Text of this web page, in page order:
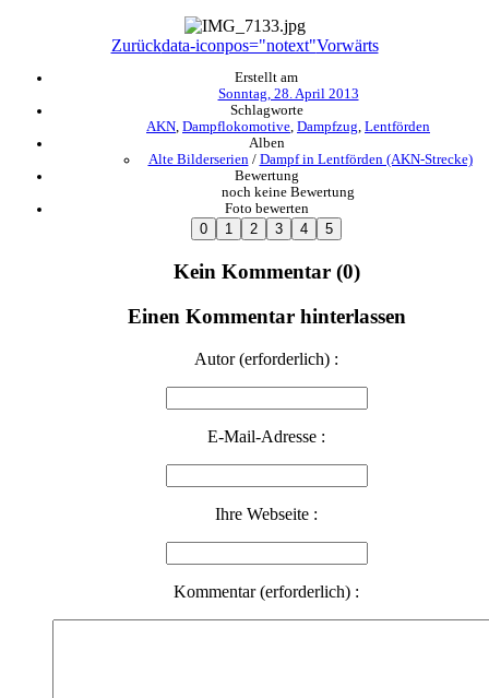
Zurückdata-iconpos="notext"Vorwärts
Erstellt am
Sonntag, 28. April 2013
Schlagworte
AKN Dampflokomotive Dampfzug Lentförden
Alben
Alte Bilderserien / Dampf in Lentförden (AKN-Strecke)
Bewertung
noch keine Bewertung
Foto bewerten
Kein Kommentar (0)
Einen Kommentar hinterlassen
Autor (erforderlich) :
E-Mail-Adresse :
Ihre Webseite :
Kommentar (erforderlich) :